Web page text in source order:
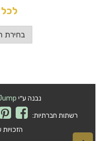
לכל
הפוסטים
נבנה ע״י
רשתות חברתיות: